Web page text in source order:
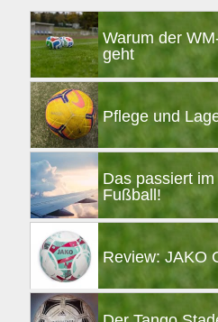
Warum der
geht
Pflege und
Das passiert
Fußball!
Review: JAKO